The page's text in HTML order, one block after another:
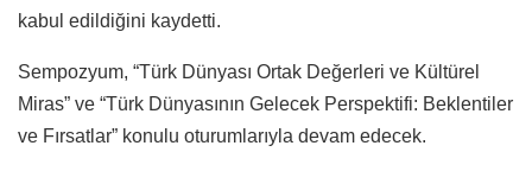
kabul edildiğini kaydetti.
Sempozyum, “Türk Dünyası Ortak Değerleri ve Kültürel
Miras” ve “Türk Dünyasının Gelecek Perspektifi: Beklentiler
ve Fırsatlar” konulu oturumlarıyla devam edecek.